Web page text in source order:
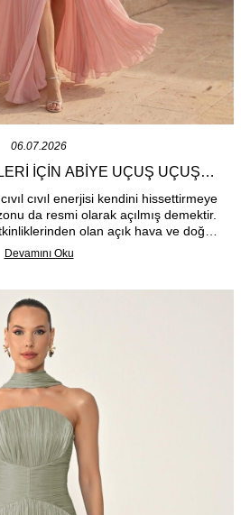
06.07.2026
İÇIN ABIYE UÇUŞ UÇUŞ
MODELLER
cıvıl enerjisi kendini hissettirmeye
da resmi olarak açılmış demektir.
olan açık hava ve doğa
davetliler için kıyafet seçimini hem
bir hale getirebiliyor. Eğer siz de
şık olabilirim?" diye düşünüyor
olabilirsiniz.
Devamını Oku